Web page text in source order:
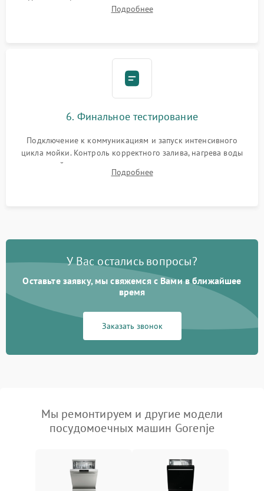
сборка корпуса и установка датчика поплавка.
Подробнее
6. Финальное тестирование
Подключение к коммуникациям и запуск интенсивного
цикла мойки. Контроль корректного залива, нагрева воды
до нужной температуры, отсутствия посторонних шумов,
штатного слива и абсолютной сухости в поддоне.
Подробнее
У Вас остались вопросы?
Оставьте заявку, мы свяжемся с Вами в ближайшее
время
Заказать звонок
Мы ремонтируем и другие модели
посудомоечных машин Gorenje